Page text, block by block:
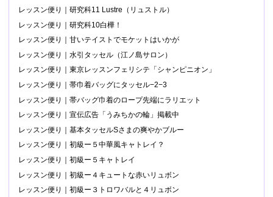
レッスン便り｜研究科11 Lustre（リュストル）
レッスン便り｜研究科10白樺！
レッスン便り｜甘いテイストでモケットはいかが
レッスン便り｜水引タッセル（江ノ島サロン）
レッスン便り｜東京レッスンフェリシテ「シャンピニオン」
レッスン便り｜帯巾着バッグにタッセル−2−3
レッスン便り｜帯バッグ巾着のロープ先端にラリエット
レッスン便り｜宣伝広告「うみちかの輪」掲載中
レッスン便り｜基本タッセルSさまの爽やかブルー
レッスン便り｜初級ー５中華風キャトレイ？
レッスン便り｜初級ー５キャトレイ
レッスン便り｜初級ー４キュートな赤いリュボン
レッスン便り｜初級ー３トロワバルと４リュボン